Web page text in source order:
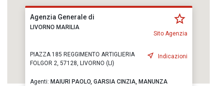
Agenzia Generale di
LIVORNO MARILIA
Sito Agenzia
PIAZZA 185 REGGIMENTO ARTIGLIERIA
FOLGOR 2, 57128, LIVORNO (LI)
Indicazioni
Agenti: MAIURI PAOLO, GARSIA CINZIA, MANUNZA